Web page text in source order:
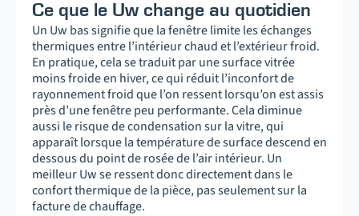
Ce que le Uw change au quotidien
Un Uw bas signifie que la fenêtre limite les échanges
thermiques entre l’intérieur chaud et l’extérieur froid.
En pratique, cela se traduit par une surface vitrée
moins froide en hiver, ce qui réduit l’inconfort de
rayonnement froid que l’on ressent lorsqu’on est assis
près d’une fenêtre peu performante. Cela diminue
aussi le risque de condensation sur la vitre, qui
apparaît lorsque la température de surface descend en
dessous du point de rosée de l’air intérieur. Un
meilleur Uw se ressent donc directement dans le
confort thermique de la pièce, pas seulement sur la
facture de chauffage.